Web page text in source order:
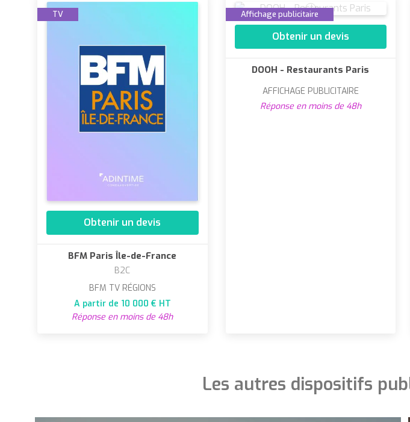
TV
Obtenir un devis
BFM Paris Île-de-France
B2C
BFM TV RÉGIONS
A partir de 10 000 € HT
Réponse en moins de 48h
Affichage publicitaire
Obtenir un devis
DOOH - Restaurants Paris
AFFICHAGE PUBLICITAIRE
Réponse en moins de 48h
Les autres dispositifs